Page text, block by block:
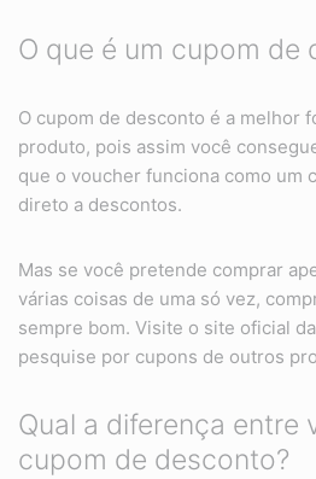
O que é um cupom de
O cupom de desconto é a melhor
produto, pois assim você
que o voucher funciona como um
direto a descontos.
Mas se você pretende comprar
várias coisas de uma só vez,
sempre bom. Visite o site oficial
pesquise por cupons de outros
Qual a diferença entre
cupom de desconto?